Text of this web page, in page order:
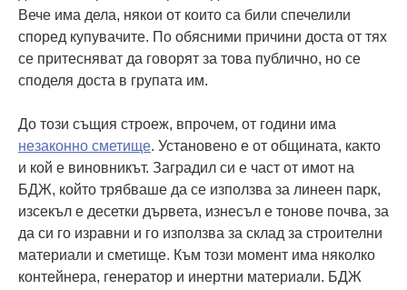
Вече има дела, някои от които са били спечелили
според купувачите. По обясними причини доста от тях
се притесняват да говорят за това публично, но се
споделя доста в групата им.
До този същия строеж, впрочем, от години има
незаконно сметище. Установено е от общината, както
и кой е виновникът. Заградил си е част от имот на
БДЖ, който трябваше да се използва за линеен парк,
изсекъл е десетки дървета, изнесъл е тонове почва, за
да си го изравни и го използва за склад за строителни
материали и сметище. Към този момент има няколко
контейнера, генератор и инертни материали. БДЖ